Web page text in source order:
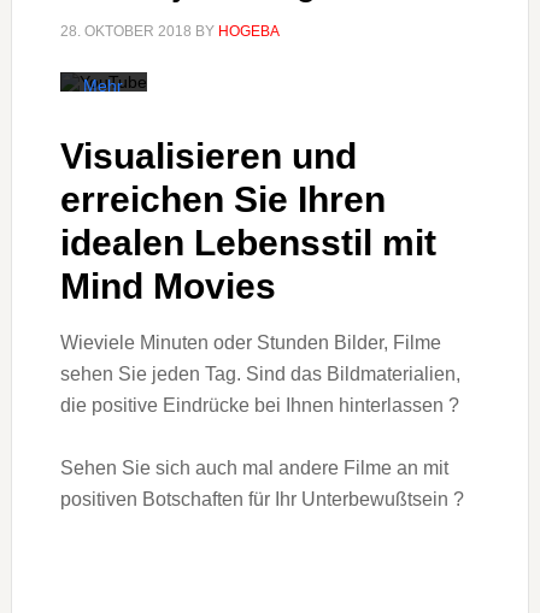
28. OKTOBER 2018 BY HOGEBA
Datenschutzerklärung
Mehr
Video
laden
YouTube
immer
entsperren
Visualisieren und
erreichen Sie Ihren
idealen Lebensstil mit
Mind Movies
Wieviele Minuten oder Stunden Bilder, Filme
sehen Sie jeden Tag. Sind das Bildmaterialien,
die positive Eindrücke bei Ihnen hinterlassen ?
Sehen Sie sich auch mal andere Filme an mit
positiven Botschaften für Ihr Unterbewußtsein ?